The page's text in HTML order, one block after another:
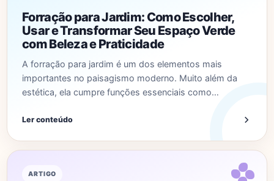
Forração para Jardim: Como Escolher,
Usar e Transformar Seu Espaço Verde
com Beleza e Praticidade
A forração para jardim é um dos elementos mais
importantes no paisagismo moderno. Muito além da
estética, ela cumpre funções essenciais como…
Ler conteúdo
ARTIGO